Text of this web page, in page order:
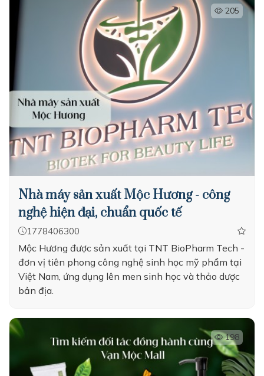
205
Nhà máy sản xuất Mộc Hương - công
nghệ hiện đại, chuẩn quốc tế
1778406300
Mộc Hương được sản xuất tại TNT BioPharm Tech -
đơn vị tiên phong công nghệ sinh học mỹ phẩm tại
Việt Nam, ứng dụng lên men sinh học và thảo dược
bản địa.
198